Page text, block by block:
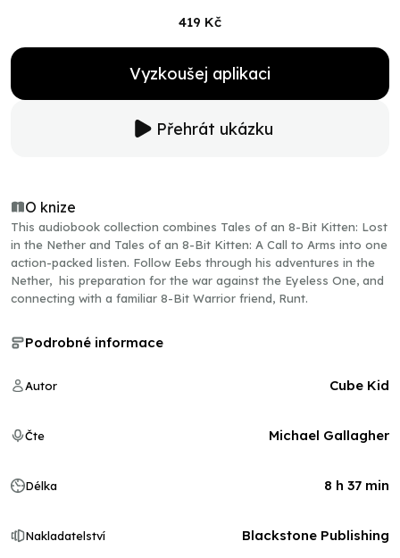
419 Kč
Vyzkoušej aplikaci
Přehrát ukázku
O knize
This audiobook collection combines Tales of an 8-Bit Kitten: Lost
in the Nether and Tales of an 8-Bit Kitten: A Call to Arms into one
action-packed listen. Follow Eebs through his adventures in the
Nether, his preparation for the war against the Eyeless One, and
connecting with a familiar 8-Bit Warrior friend, Runt.
Podrobné informace
Autor Cube Kid
Čte Michael Gallagher
Délka 8 h 37 min
Nakladatelství Blackstone Publishing